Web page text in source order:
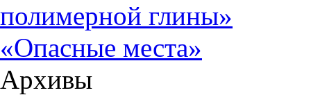
полимерной глины»
«Опасные места»
Архивы